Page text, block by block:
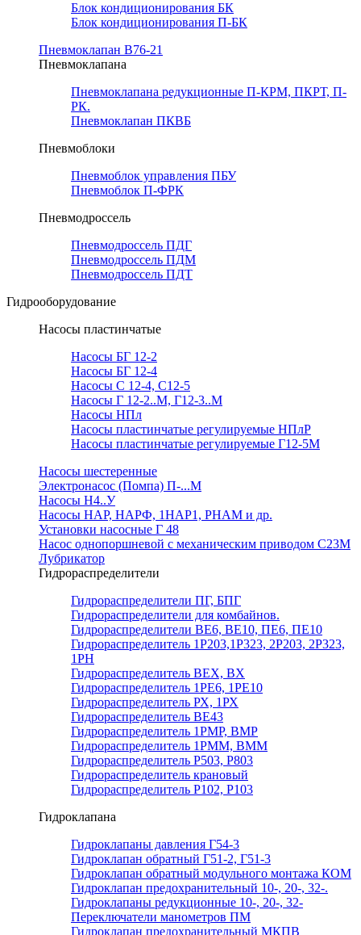
Блок кондиционирования БК
Блок кондиционирования П-БК
Пневмоклапан В76-21
Пневмоклапана
Пневмоклапана редукционные П-КРМ, ПКРТ, П-
РК.
Пневмоклапан ПКВБ
Пневмоблоки
Пневмоблок управления ПБУ
Пневмоблок П-ФРК
Пневмодроссель
Пневмодроссель ПДГ
Пневмодроссель ПДМ
Пневмодроссель ПДТ
Гидрооборудование
Насосы пластинчатые
Насосы БГ 12-2
Насосы БГ 12-4
Насосы С 12-4, С12-5
Насосы Г 12-2..М, Г12-3..М
Насосы НПл
Насосы пластинчатые регулируемые НПлР
Насосы пластинчатые регулируемые Г12-5М
Насосы шестеренные
Электронасос (Помпа) П-...М
Насосы Н4..У
Насосы НАР, НАРФ, 1НАР1, РНАМ и др.
Установки насосные Г 48
Насос однопоршневой с механическим приводом С23М
Лубрикатор
Гидрораспределители
Гидрораспределители ПГ, БПГ
Гидрораспределители для комбайнов.
Гидрораспределители ВЕ6, ВЕ10, ПЕ6, ПЕ10
Гидрораспределитель 1Р203,1Р323, 2Р203, 2Р323,
1РН
Гидрораспределитель ВЕХ, ВХ
Гидрораспределитель 1РЕ6, 1РЕ10
Гидрораспределитель РХ, 1РХ
Гидрораспределитель ВЕ43
Гидрораспределитель 1РМР, ВМР
Гидрораспределитель 1РММ, ВММ
Гидрораспределитель Р503, Р803
Гидрораспределитель крановый
Гидрораспределитель Р102, Р103
Гидроклапана
Гидроклапаны давления Г54-3
Гидроклапан обратный Г51-2, Г51-3
Гидроклапан обратный модульного монтажа КОМ
Гидроклапан предохранительный 10-, 20-, 32-.
Гидроклапаны редукционные 10-, 20-, 32-
Переключатели манометров ПМ
Гидроклапан предохранительный МКПВ